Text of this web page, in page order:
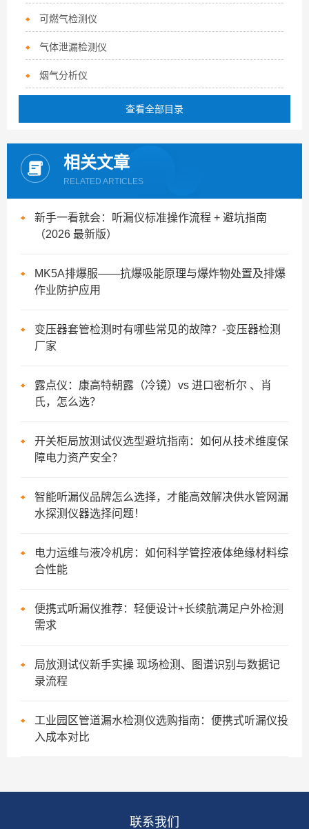
可燃气检测仪
气体泄漏检测仪
烟气分析仪
查看全部目录
相关文章
RELATED ARTICLES
新手一看就会：听漏仪标准操作流程 + 避坑指南
（2026 最新版）
MK5A排爆服——抗爆吸能原理与爆炸物处置及排爆
作业防护应用
变压器套管检测时有哪些常见的故障？-变压器检测
厂家
露点仪：康高特朝露（冷镜）vs 进口密析尔 、肖
氏，怎么选？
开关柜局放测试仪选型避坑指南：如何从技术维度保
障电力资产安全？
智能听漏仪品牌怎么选择，才能高效解决供水管网漏
水探测仪器选择问题！
电力运维与液冷机房：如何科学管控液体绝缘材料综
合性能
便携式听漏仪推荐：轻便设计+长续航满足户外检测
需求
局放测试仪新手实操 现场检测、图谱识别与数据记
录流程
工业园区管道漏水检测仪选购指南：便携式听漏仪投
入成本对比
联系我们